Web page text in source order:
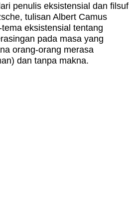
penulis eksistensial dan filsuf
tulisan Albert Camus
eksistensial tentang
pada masa yang
orang-orang merasa
dan tanpa makna.